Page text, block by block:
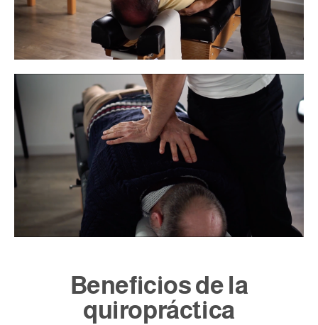
Beneficios de la
quiropráctica